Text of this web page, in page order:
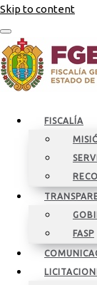
Skip to content
FISCALÍA
FASP